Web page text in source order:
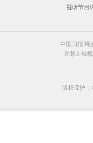
视听节目
中国日报网
许禁止转
版权保护